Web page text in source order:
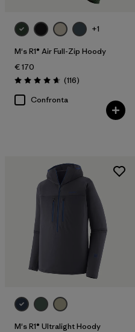
+1
M's R1® Air Full-Zip Hoody
€ 170
Valutazione: 4.7 / 5
(116Recensioni
)
Confronta
M's R1® Ultralight Hoody